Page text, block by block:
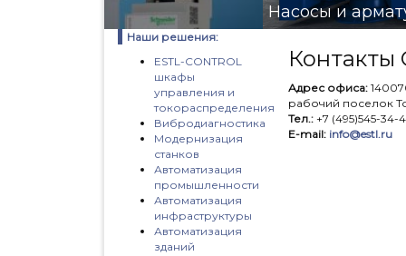
Насосы и арматура
Наши решения:
ESTL-CONTROL
шкафы
управления и
токораспределения
Вибродиагностика
Модернизация
станков
Автоматизация
промышленности
Автоматизация
инфраструктуры
Автоматизация
зданий
Адрес офиса:
рабочий поселок
Тел.:+7 (495)545-34-
E-mail: info@estl.ru